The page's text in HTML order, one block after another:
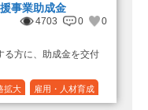
事業助成金
4703 0
0
る方に、助成金を交付
拡大 雇用・人材育成